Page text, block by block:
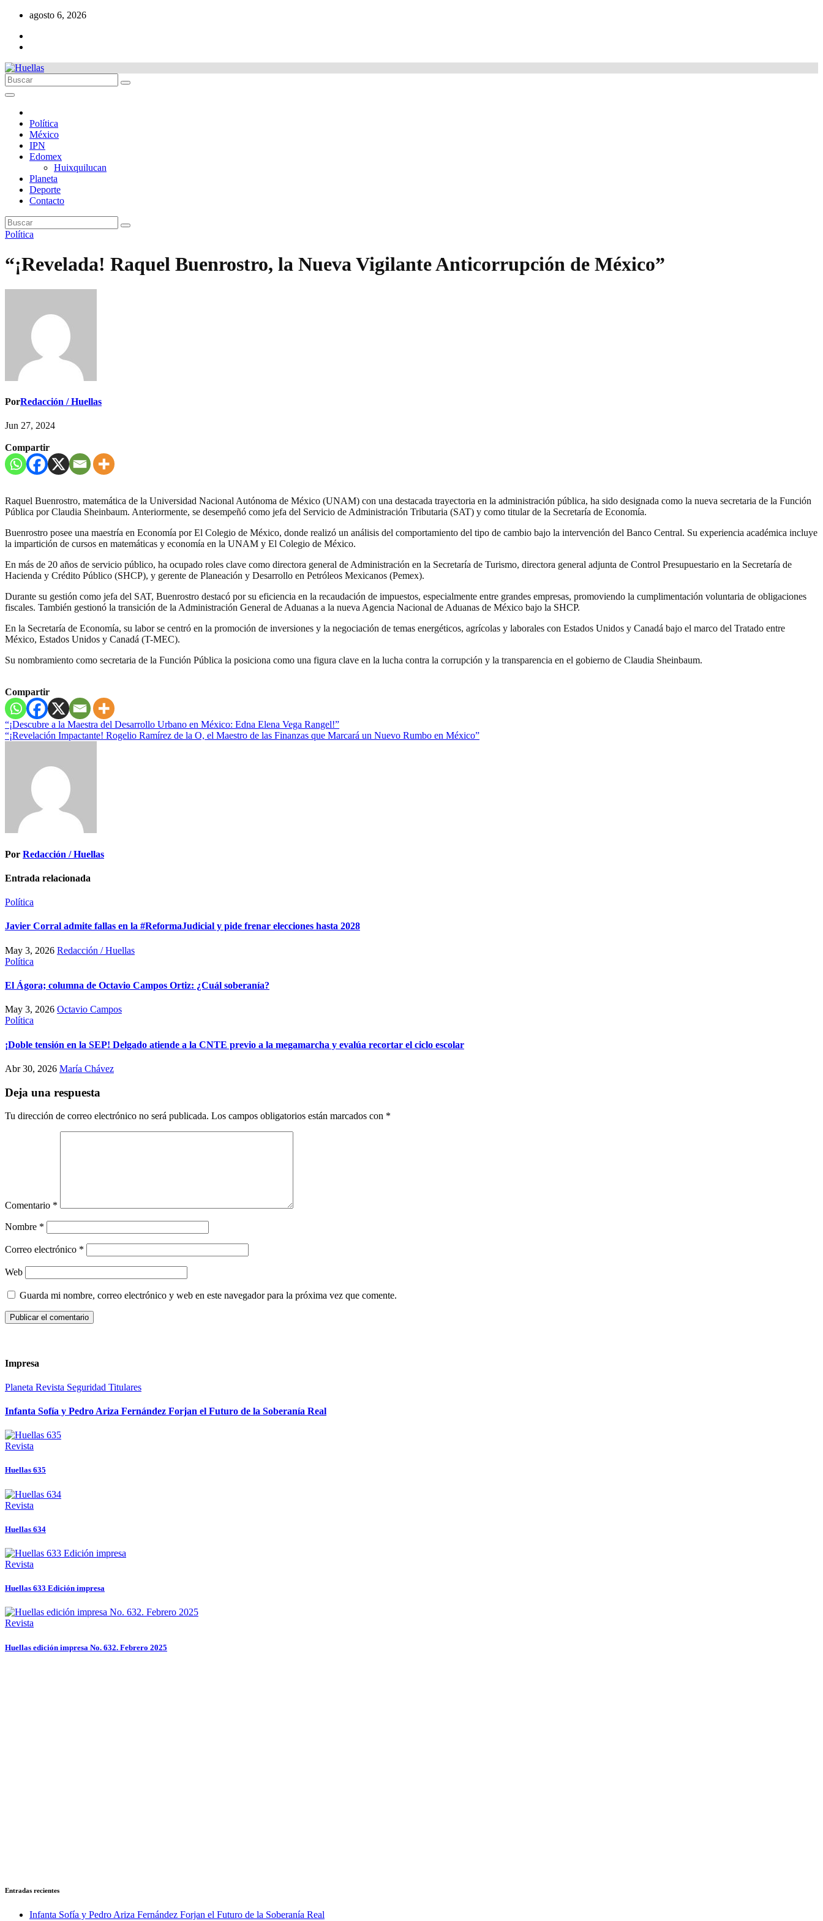
contenido
agosto 6, 2026
Política
México
IPN
Edomex
Huixquilucan
Planeta
Deporte
Contacto
Política
“¡Revelada! Raquel Buenrostro, la Nueva Vigilante Anticorrupción de México”
PorRedacción / Huellas
Jun 27, 2024
Compartir
Raquel Buenrostro, matemática de la Universidad Nacional Autónoma de México (UNAM) con una destacada trayectoria en la administración pública, ha sido designada como la nueva secretaria de la Función
Pública por Claudia Sheinbaum. Anteriormente, se desempeñó como jefa del Servicio de Administración Tributaria (SAT) y como titular de la Secretaría de Economía.
Buenrostro posee una maestría en Economía por El Colegio de México, donde realizó un análisis del comportamiento del tipo de cambio bajo la intervención del Banco Central. Su experiencia académica incluye
la impartición de cursos en matemáticas y economía en la UNAM y El Colegio de México.
En más de 20 años de servicio público, ha ocupado roles clave como directora general de Administración en la Secretaría de Turismo, directora general adjunta de Control Presupuestario en la Secretaría de
Hacienda y Crédito Público (SHCP), y gerente de Planeación y Desarrollo en Petróleos Mexicanos (Pemex).
Durante su gestión como jefa del SAT, Buenrostro destacó por su eficiencia en la recaudación de impuestos, especialmente entre grandes empresas, promoviendo la cumplimentación voluntaria de obligaciones
fiscales. También gestionó la transición de la Administración General de Aduanas a la nueva Agencia Nacional de Aduanas de México bajo la SHCP.
En la Secretaría de Economía, su labor se centró en la promoción de inversiones y la negociación de temas energéticos, agrícolas y laborales con Estados Unidos y Canadá bajo el marco del Tratado entre
México, Estados Unidos y Canadá (T-MEC).
Su nombramiento como secretaria de la Función Pública la posiciona como una figura clave en la lucha contra la corrupción y la transparencia en el gobierno de Claudia Sheinbaum.
Compartir
Navegación
de
“¡Descubre a la Maestra del Desarrollo Urbano en México: Edna Elena Vega Rangel!”
“¡Revelación Impactante! Rogelio Ramírez de la O, el Maestro de las Finanzas que Marcará un Nuevo Rumbo en México”
Por Redacción / Huellas
Entrada relacionada
Política
Javier Corral admite fallas en la #ReformaJudicial y pide frenar elecciones hasta 2028
May 3, 2026 Redacción / Huellas
Política
El Ágora; columna de Octavio Campos Ortiz: ¿Cuál soberanía?
May 3, 2026 Octavio Campos
Política
¡Doble tensión en la SEP! Delgado atiende a la CNTE previo a la megamarcha y evalúa recortar el ciclo escolar
Abr 30, 2026 María Chávez
Deja una respuesta
Tu dirección de correo electrónico no será publicada. Los campos obligatorios están marcados con *
Comentario *
Nombre *
Correo electrónico *
Web
Guarda mi nombre, correo electrónico y web en este navegador para la próxima vez que comente.
Impresa
Planeta Revista Seguridad Titulares
Infanta Sofía y Pedro Ariza Fernández Forjan el Futuro de la Soberanía Real
Revista
Huellas 635
Revista
Huellas 634
Revista
Huellas 633 Edición impresa
Revista
Huellas edición impresa No. 632. Febrero 2025
Entradas recientes
Infanta Sofía y Pedro Ariza Fernández Forjan el Futuro de la Soberanía Real